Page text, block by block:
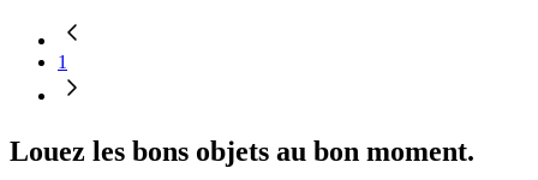
1
Louez les bons objets au bon moment.